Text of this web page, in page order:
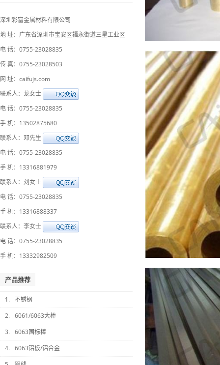
深圳彩富金属材料有限公司
地 址：广东省深圳市宝安区福永街道三星工业区
电 话：0755-23028835
传 真：0755-23028503
网 址：caifujs.com
联系人：龙女士
电 话：0755-23028835
手 机：13502875680
联系人：邓先生
电 话：0755-23028835
手 机：13316881979
联系人：刘女士
电 话：0755-23028835
手 机：13316888337
联系人：李女士
电 话：0755-23028835
手 机：13332982509
产品推荐
1. 不锈钢
2. 6061/6063大棒
3. 6063国标棒
4. 6063铝板/铝合金